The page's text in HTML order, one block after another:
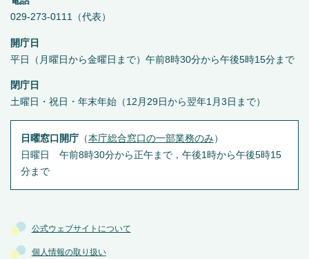
公式ウェブサイトについて
個人情報の取り扱い
029-273-0111（代表）
開庁日
平日（月曜日から金曜日まで）午前8時30分から午後5時15分まで
閉庁日
土曜日・祝日・年末年始（12月29日から翌年1月3日まで）
日曜窓口開庁（本庁総合窓口の一部業務のみ ）
日曜日 午前8時30分から正午まで，午後1時から午後5時15
分まで